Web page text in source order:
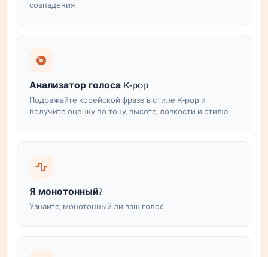
совпадения
Анализатор голоса K-pop
Подражайте корейской фразе в стиле K-pop и
получите оценку по тону, высоте, ловкости и стилю
Я монотонный?
Узнайте, монотонный ли ваш голос